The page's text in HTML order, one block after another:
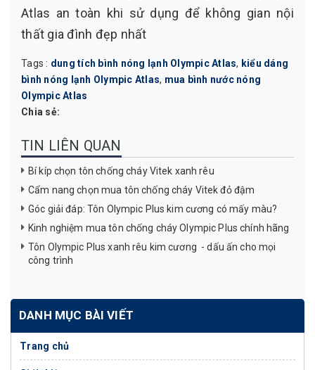
Atlas an toàn khi sử dụng để không gian nội
thất gia đình đẹp nhất
Tags : dung tích bình nóng lạnh Olympic Atlas, kiểu dáng
bình nóng lạnh Olympic Atlas, mua bình nước nóng
Olympic Atlas
Chia sẻ:
TIN LIÊN QUAN
Bí kíp chọn tôn chống cháy Vitek xanh rêu
Cẩm nang chọn mua tôn chống cháy Vitek đỏ đậm
Góc giải đáp: Tôn Olympic Plus kim cương có mấy màu?
Kinh nghiệm mua tôn chống cháy Olympic Plus chính hãng
Tôn Olympic Plus xanh rêu kim cương - dấu ấn cho mọi
công trình
DANH MỤC BÀI VIẾT
Trang chủ